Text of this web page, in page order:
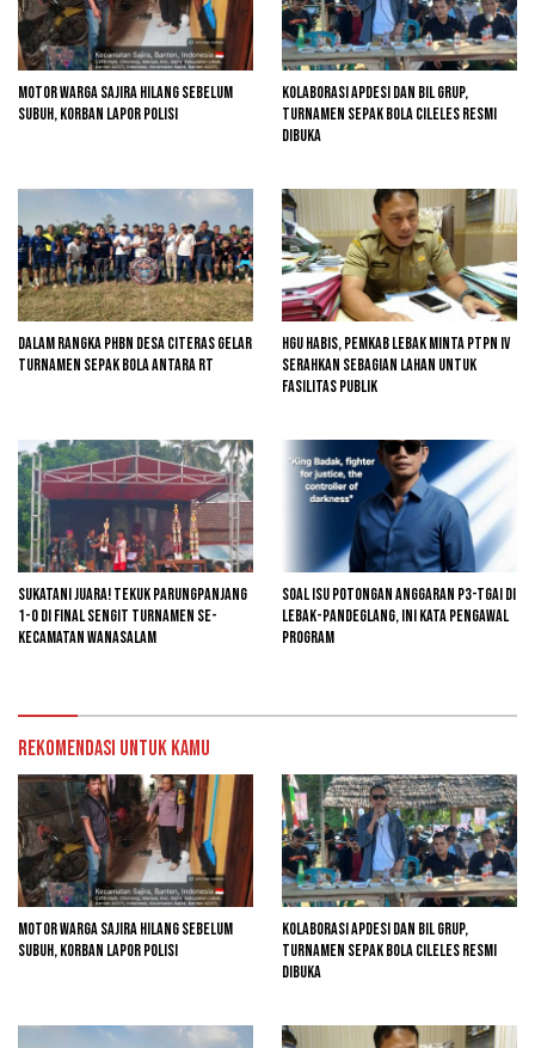
Motor Warga Sajira Hilang Sebelum
Subuh, Korban Lapor Polisi
Kolaborasi Apdesi dan BIL Grup,
Turnamen Sepak Bola Cileles Resmi
Dibuka
Dalam Rangka PHBN Desa Citeras Gelar
Turnamen Sepak Bola Antara RT
HGU Habis, Pemkab Lebak Minta PTPN IV
Serahkan Sebagian Lahan untuk
Fasilitas Publik
Sukatani Juara! Tekuk Parungpanjang
1-0 di Final Sengit Turnamen se-
Kecamatan Wanasalam
Soal Isu Potongan Anggaran P3-TGAI di
Lebak-Pandeglang, Ini Kata Pengawal
Program
Rekomendasi untuk kamu
Motor Warga Sajira Hilang Sebelum
Subuh, Korban Lapor Polisi
Kolaborasi Apdesi dan BIL Grup,
Turnamen Sepak Bola Cileles Resmi
Dibuka